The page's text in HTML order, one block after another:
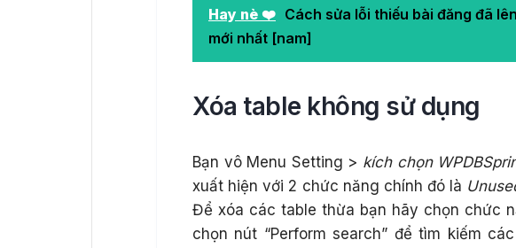
Hay nè ❤️ Cách sửa lỗi thiếu bài đăng đã
mới nhất [nam]
Xóa table không sử dụng
Bạn vô Menu Setting > kích chọn
xuất hiện với 2 chức năng chính đó là
Để xóa các table thừa bạn hãy chọn chức
chọn nút “Perform search” để tìm kiếm